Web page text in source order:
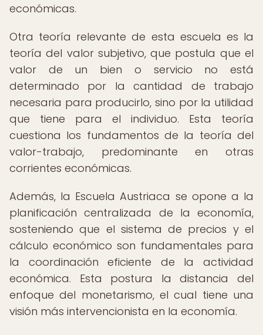
económicas.
Otra teoría relevante de esta escuela es la
teoría del valor subjetivo, que postula que el
valor de un bien o servicio no está
determinado por la cantidad de trabajo
necesaria para producirlo, sino por la utilidad
que tiene para el individuo. Esta teoría
cuestiona los fundamentos de la teoría del
valor-trabajo, predominante en otras
corrientes económicas.
Además, la Escuela Austriaca se opone a la
planificación centralizada de la economía,
sosteniendo que el sistema de precios y el
cálculo económico son fundamentales para
la coordinación eficiente de la actividad
económica. Esta postura la distancia del
enfoque del monetarismo, el cual tiene una
visión más intervencionista en la economía.